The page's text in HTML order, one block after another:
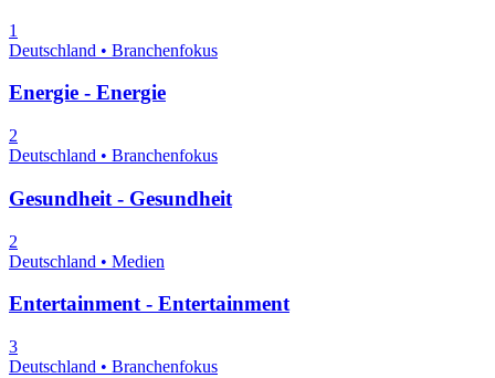
1
Deutschland • Branchenfokus
Energie - Energie
2
Deutschland • Branchenfokus
Gesundheit - Gesundheit
2
Deutschland • Medien
Entertainment - Entertainment
3
Deutschland • Branchenfokus